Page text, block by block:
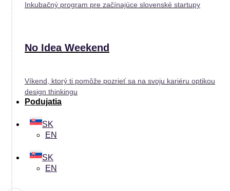
Inkubačný program pre začínajúce slovenské startupy
No Idea Weekend
Víkend, ktorý ti pomôže pozrieť sa na svoju kariéru optikou
design thinkingu
Podujatia
SK
EN
SK
EN